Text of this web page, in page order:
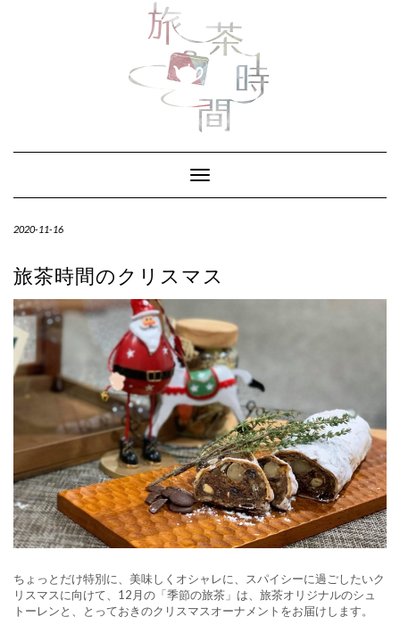
Toggle Navigation
2020-11-16
旅茶時間のクリスマス
ちょっとだけ特別に、美味しくオシャレに、スパイシーに過ごしたいク
リスマスに向けて、12月の「季節の旅茶」は、旅茶オリジナルのシュ
トーレンと、とっておきのクリスマスオーナメントをお届けします。